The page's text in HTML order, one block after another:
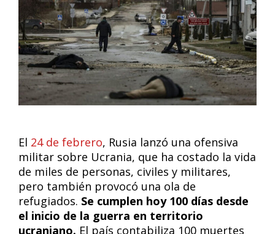
El 24 de febrero, Rusia lanzó una ofensiva
militar sobre Ucrania, que ha costado la vida
de miles de personas, civiles y militares,
pero también provocó una ola de
refugiados. Se cumplen hoy 100 días desde
el inicio de la guerra en territorio
ucraniano. El país contabiliza 100 muertes